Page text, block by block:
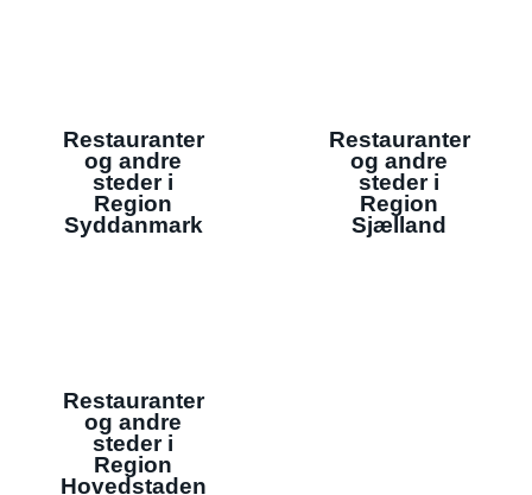
Restauranter
og andre
steder i
Region
Syddanmark
Restauranter
og andre
steder i
Region
Sjælland
Restauranter
og andre
steder i
Region
Hovedstaden